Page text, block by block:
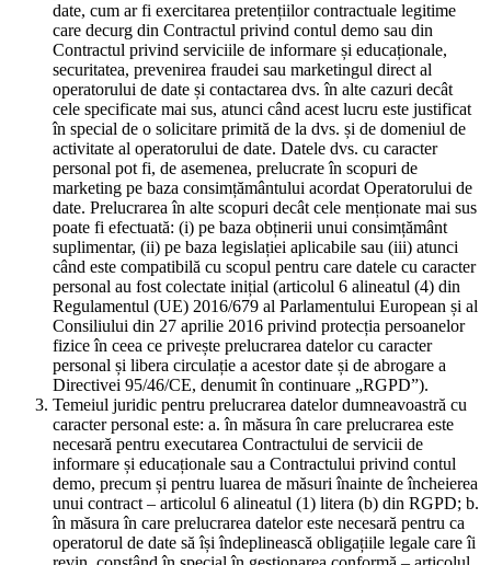
date, cum ar fi exercitarea pretențiilor contractuale legitime
care decurg din Contractul privind contul demo sau din
Contractul privind serviciile de informare și educaționale,
securitatea, prevenirea fraudei sau marketingul direct al
operatorului de date și contactarea dvs. în alte cazuri decât
cele specificate mai sus, atunci când acest lucru este justificat
în special de o solicitare primită de la dvs. și de domeniul de
activitate al operatorului de date. Datele dvs. cu caracter
personal pot fi, de asemenea, prelucrate în scopuri de
marketing pe baza consimțământului acordat Operatorului de
date. Prelucrarea în alte scopuri decât cele menționate mai sus
poate fi efectuată: (i) pe baza obținerii unui consimțământ
suplimentar, (ii) pe baza legislației aplicabile sau (iii) atunci
când este compatibilă cu scopul pentru care datele cu caracter
personal au fost colectate inițial (articolul 6 alineatul (4) din
Regulamentul (UE) 2016/679 al Parlamentului European și al
Consiliului din 27 aprilie 2016 privind protecția persoanelor
fizice în ceea ce privește prelucrarea datelor cu caracter
personal și libera circulație a acestor date și de abrogare a
Directivei 95/46/CE, denumit în continuare „RGPD”).
Temeiul juridic pentru prelucrarea datelor dumneavoastră cu
caracter personal este: a. în măsura în care prelucrarea este
necesară pentru executarea Contractului de servicii de
informare și educaționale sau a Contractului privind contul
demo, precum și pentru luarea de măsuri înainte de încheierea
unui contract – articolul 6 alineatul (1) litera (b) din RGPD; b.
în măsura în care prelucrarea datelor este necesară pentru ca
operatorul de date să își îndeplinească obligațiile legale care îi